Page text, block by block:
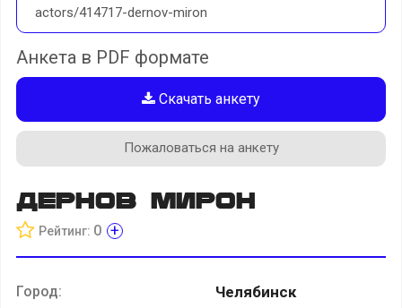
actors/414717-dernov-miron
Анкета в PDF формате
Скачать анкету
Пожаловаться на анкету
Дернов Мирон
Рейтинг: 0 +
Город: Челябинск